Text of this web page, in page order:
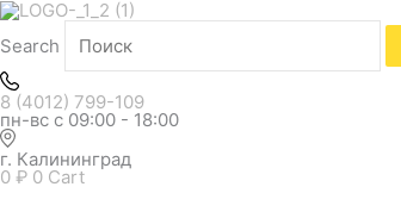
Search
8 (4012) 799-109
пн-вс с 09:00 - 18:00
г. Калининград
0 ₽ 0 Cart